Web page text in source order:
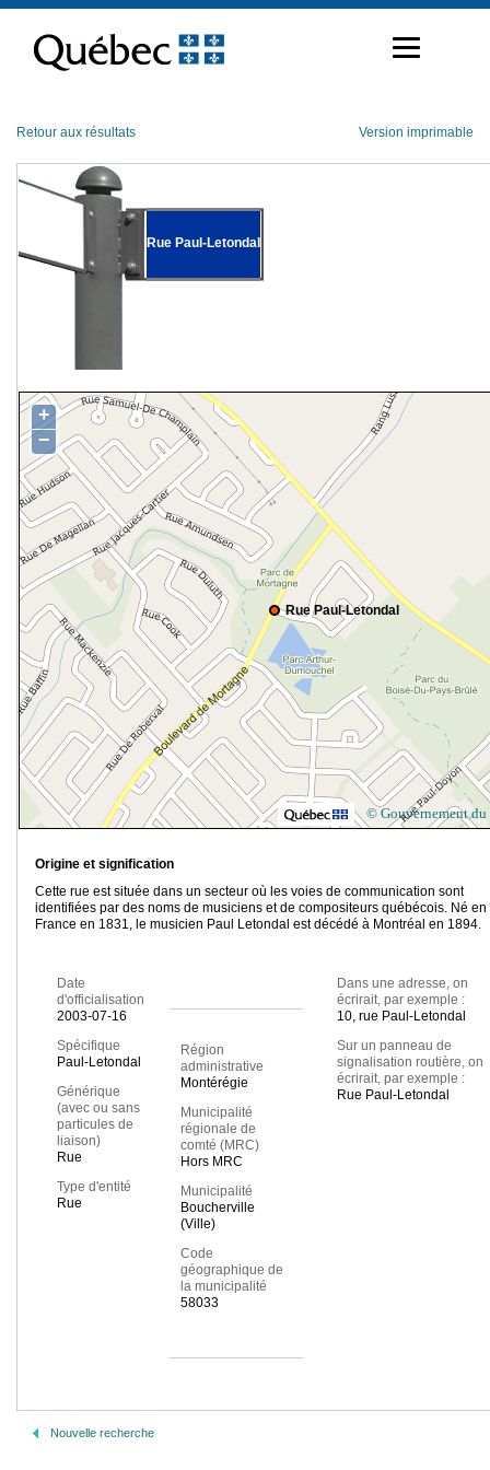
contenu
Retour aux résultats Version imprimable
Rue Paul-Letondal
Rue Paul-Letondal
+
−
© Gouvernement du
Origine et signification
Cette rue est située dans un secteur où les voies de communication sont
identifiées par des noms de musiciens et de compositeurs québécois. Né en
France en 1831, le musicien Paul Letondal est décédé à Montréal en 1894.
Date
d'officialisation
2003-07-16
Spécifique
Paul-Letondal
Générique
(avec ou sans
particules de
liaison)
Rue
Type d'entité
Rue
Région
administrative
Montérégie
Municipalité
régionale de
comté (MRC)
Hors MRC
Municipalité
Boucherville
(Ville)
Code
géographique de
la municipalité
58033
Dans une adresse, on
écrirait, par exemple :
10, rue Paul-Letondal
Sur un panneau de
signalisation routière, on
écrirait, par exemple :
Rue Paul-Letondal
Nouvelle recherche